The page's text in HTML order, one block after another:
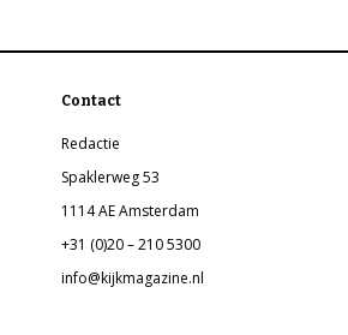
Contact
Redactie
Spaklerweg 53
1114 AE Amsterdam
+31 (0)20 – 210 5300
info@kijkmagazine.nl